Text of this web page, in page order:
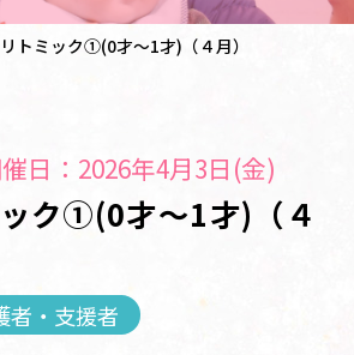
トミック①(0才～1才)（４月）
日：2026年4月3日(金)
ク①(0才～1才)（４
者・支援者